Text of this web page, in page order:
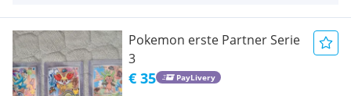
Pokemon erste Partner Serie
3
€ 35 PayLivery